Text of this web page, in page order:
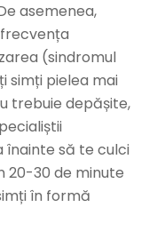
asemenea,
(sindromul
simți pielea mai
trebuie depășite,
înainte să te culci
20-30 de minute
în formă